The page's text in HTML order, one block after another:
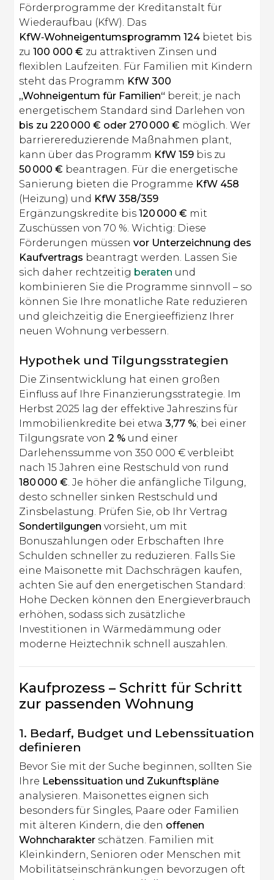
Förderprogramme der Kreditanstalt für
Wiederaufbau (KfW). Das
KfW‑Wohneigentumsprogramm 124 bietet bis
zu100 000 € zu attraktiven Zinsen und
flexiblen Laufzeiten. Für Familien mit Kindern
steht das Programm KfW 300
„Wohneigentum für Familien“ bereit; je nach
energetischem Standard sind Darlehen von
bis zu 220 000 € oder 270 000 € möglich. Wer
barrierereduzierende Maßnahmen plant,
kann über das Programm KfW 159 bis zu
50 000 € beantragen. Für die energetische
Sanierung bieten die Programme KfW 458
(Heizung) und KfW 358/359
Ergänzungskredite bis120 000 € mit
Zuschüssen von 70 %. Wichtig: Diese
Förderungen müssenvor Unterzeichnung des
Kaufvertrags beantragt werden. Lassen Sie
sich daher rechtzeitig beraten und
kombinieren Sie die Programme sinnvoll – so
können Sie Ihre monatliche Rate reduzieren
und gleichzeitig die Energieeffizienz Ihrer
neuen Wohnung verbessern.
Hypothek und Tilgungsstrategien
Die Zinsentwicklung hat einen großen
Einfluss auf Ihre Finanzierungsstrategie. Im
Herbst 2025 lag der effektive Jahreszins für
Immobilienkredite bei etwa3,77 %; bei einer
Tilgungsrate von2 % und einer
Darlehenssumme von 350 000 € verbleibt
nach 15 Jahren eine Restschuld von rund
180 000 €. Je höher die anfängliche Tilgung,
desto schneller sinken Restschuld und
Zinsbelastung. Prüfen Sie, ob Ihr Vertrag
Sondertilgungen vorsieht, um mit
Bonuszahlungen oder Erbschaften Ihre
Schulden schneller zu reduzieren. Falls Sie
eine Maisonette mit Dachschrägen kaufen,
achten Sie auf den energetischen Standard:
Hohe Decken können den Energieverbrauch
erhöhen, sodass sich zusätzliche
Investitionen in Wärmedämmung oder
moderne Heiztechnik schnell auszahlen.
Kaufprozess – Schritt für Schritt
zur passenden Wohnung
1. Bedarf, Budget und Lebenssituation
definieren
Bevor Sie mit der Suche beginnen, sollten Sie
Ihre Lebenssituation und Zukunftspläne
analysieren. Maisonettes eignen sich
besonders für Singles, Paare oder Familien
mit älteren Kindern, die den offenen
Wohncharakter schätzen. Familien mit
Kleinkindern, Senioren oder Menschen mit
Mobilitätseinschränkungen bevorzugen oft